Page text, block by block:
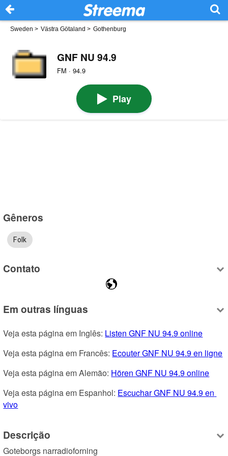
Sweden > Västra Götaland > Gothenburg
GNF NU 94.9
FM · 94.9
Play
Gêneros
Folk
Contato
Em outras línguas
Veja esta página em Inglês: Listen GNF NU 94.9 online
Veja esta página em Francês: Ecouter GNF NU 94.9 en ligne
Veja esta página em Alemão: Hören GNF NU 94.9 online
Veja esta página em Espanhol: Escuchar GNF NU 94.9 en
vivo
Descrição
Goteborgs narradioforning